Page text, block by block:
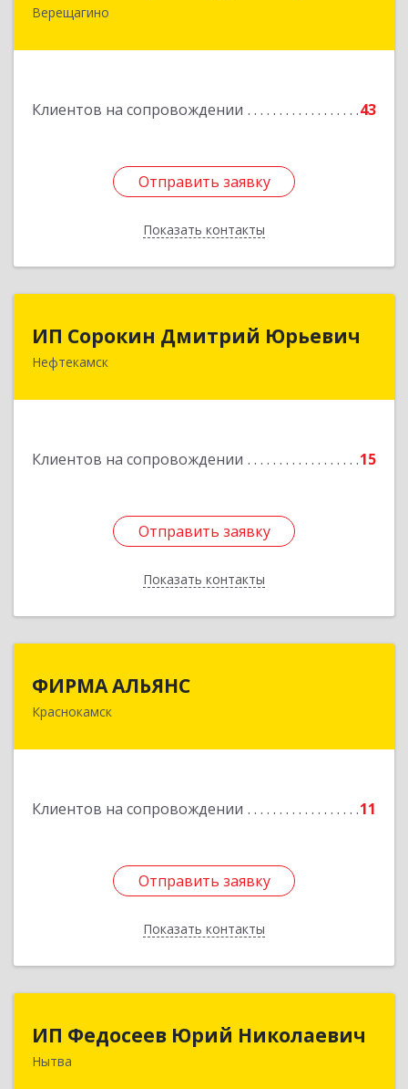
Верещагино
Клиентов на сопровождении 43
Отправить заявку
Показать контакты
617120, Пермский край, Верещагинский р-н,
Отправить заявку
Назад
ИП Сорокин Дмитрий Юрьевич
Нефтекамск
Клиентов на сопровождении 15
Отправить заявку
Показать контакты
ИП Сорокин Дмитрий Юрьевич
452684, Башкортостан Респ, Нефтекамск г,
Отправить заявку
Назад
ФИРМА АЛЬЯНС
Краснокамск
Клиентов на сопровождении 11
Отправить заявку
Показать контакты
Отправить заявку
Назад
ИП Федосеев Юрий Николаевич
Нытва
ИП Федосеев Юрий Николаевич